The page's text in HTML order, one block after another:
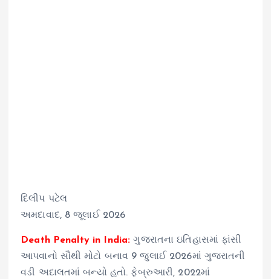
દિલીપ પટેલ
અમદાવાદ, 8 જૂલાઈ 2026
Death Penalty in India: ગુજરાતના ઇતિહાસમાં ફાંસી
આપવાનો સૌથી મોટો બનાવ 9 જુલાઈ 2026માં ગુજરાતની
વડી અદાલતમાં બન્યો હતો. ફેબ્રુઆરી, 2022માં